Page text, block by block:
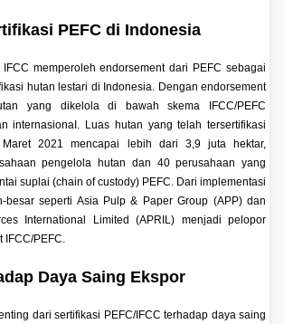
PEFC di Indonesia
memperoleh endorsement dari PEFC sebagai
hutan lestari di Indonesia. Dengan endorsement
yang dikelola di bawah skema IFCC/PEFC
internasionaI. Luas hutan yang telah tersertifikasi
Maret 2021 mencapai lebih dari 3,9 juta hektar,
pengelola hutan dan 40 perusahaan yang
suplai (chain of custody) PEFC. Dari implementasi
besar seperti Asia Pulp & Paper Group (APP) dan
International Limited (APRIL) menjadi pelopor
IFCC/PEFC.
Daya Saing Ekspor
dari sertifikasi PEFC/IFCC terhadap daya saing